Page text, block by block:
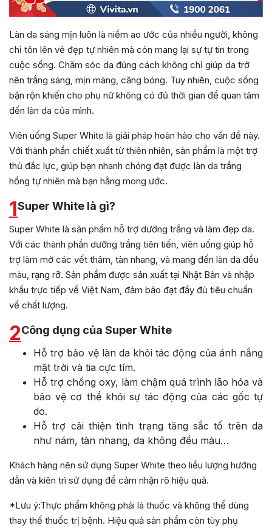
Làn da sáng mịn luôn là niềm ao ước của nhiều người, không
chỉ tôn lên vẻ đẹp tự nhiên mà còn mang lại sự tự tin trong
cuộc sống. Chăm sóc da đúng cách không chỉ giúp da trở
nên trắng sáng, mịn màng, căng bóng. Tuy nhiên, cuộc sống
bận rộn khiến cho phụ nữ không có đủ thời gian để quan tâm
đến làn da của mình.
Viên uống Super White là giải pháp hoàn hảo cho vấn đề này.
Với thành phần chiết xuất từ thiên nhiên, sản phẩm là một trợ
thủ đắc lực, giúp bạn nhanh chóng đạt được làn da trắng
hồng tự nhiên mà bạn hằng mong ước.
1Super White là gì?
Super White là sản phẩm hỗ trợ dưỡng trắng và làm đẹp da.
Với các thành phần dưỡng trắng tiên tiến, viên uống giúp hỗ
trợ làm mờ các vết thâm, tàn nhang, và mang đến làn da đều
màu, rạng rỡ. Sản phẩm được sản xuất tại Nhật Bản và nhập
khẩu trực tiếp về Việt Nam, đảm bảo đạt đầy đủ tiêu chuẩn
về chất lượng.
2Công dụng của Super White
Hỗ trợ bảo vệ làn da khỏi tác động của ánh nắng
mặt trời và tia cực tím.
Hỗ trợ chống oxy, làm chậm quá trình lão hóa và
bảo vệ cơ thể khỏi sự tác động của các gốc tự
do.
Hỗ trợ cải thiện tình trạng tăng sắc tố trên da
như nám, tàn nhang, da không đều màu…
Khách hàng nên sử dụng Super White theo liều lượng hướng
dẫn và kiên trì sử dụng để cảm nhận rõ hiệu quả.
*Lưu ý:Thực phẩm không phải là thuốc và không thể dùng
thay thế thuốc trị bệnh. Hiệu quả sản phẩm còn tùy phụ